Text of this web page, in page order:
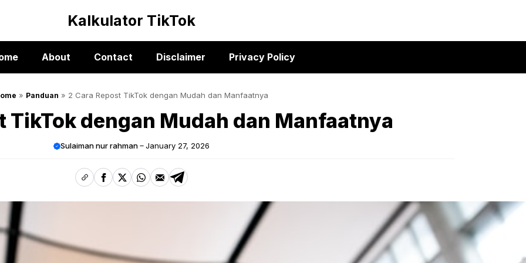
Kalkulator TikTok
About Contact Disclaimer Privacy Policy
» Panduan » 2 Cara Repost TikTok dengan Mudah dan Manfaatnya
TikTok dengan Mudah dan Manfaatnya
Sulaiman nur rahman January 27, 2026